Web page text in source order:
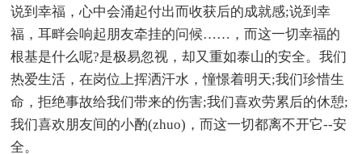
说到幸福，心中会涌起付出而收获后的成就感;说到幸
福，耳畔会响起朋友牵挂的问候……，而这一切幸福的
根基是什么呢?是极易忽视，却又重如泰山的安全。我们
热爱生活，在岗位上挥洒汗水，憧憬着明天;我们珍惜生
命，拒绝事故给我们带来的伤害;我们喜欢劳累后的休憩;
我们喜欢朋友间的小酌(zhuo)，而这一切都离不开它--安
全。